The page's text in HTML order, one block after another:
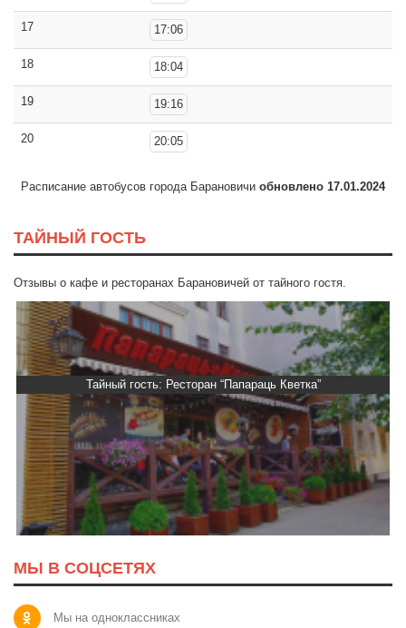
17 17:06
18 18:04
19 19:16
20 20:05
Расписание автобусов города Барановичи обновлено 17.01.2024
ТАЙНЫЙ ГОСТЬ
Отзывы о кафе и ресторанах Барановичей от тайного гостя.
Тайный гость: Ресторан “Папараць Кветка”
МЫ В СОЦСЕТЯХ
Мы на одноклассниках